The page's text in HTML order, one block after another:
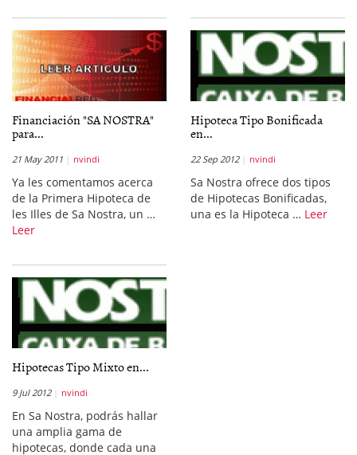
Financiación "SA NOSTRA"
para...
21 May 2011 nvindi
Ya les comentamos acerca
de la Primera Hipoteca de
les Illes de Sa Nostra, un …
Leer
Hipoteca Tipo Bonificada
en...
22 Sep 2012 nvindi
Sa Nostra ofrece dos tipos
de Hipotecas Bonificadas,
una es la Hipoteca … Leer
Hipotecas Tipo Mixto en...
9 Jul 2012 nvindi
En Sa Nostra, podrás hallar
una amplia gama de
hipotecas, donde cada una